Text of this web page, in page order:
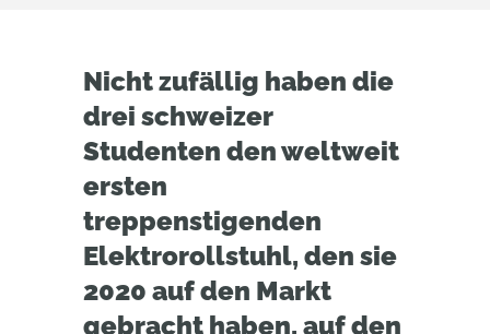
Nicht zufällig haben die
drei schweizer
Studenten den weltweit
ersten
treppenstigenden
Elektrorollstuhl, den sie
2020 auf den Markt
gebracht haben, auf den